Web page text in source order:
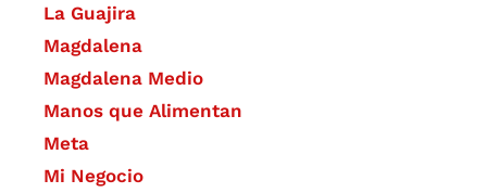
La Guajira
Magdalena
Magdalena Medio
Manos que Alimentan
Meta
Mi Negocio